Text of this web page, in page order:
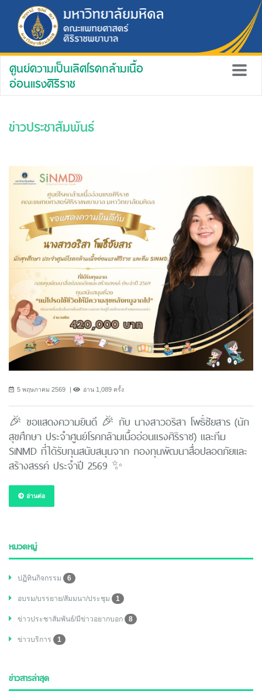
ศูนย์ความเป็นเลิศโรคกล้ามเนื้อ
อ่อนแรงศิริราช
ข่าวประชาสัมพันธ์
5 พฤษภาคม 2569 อ่าน 1,089 ครั้ง
🎉 ขอแสดงความยินดี 🎉 กับ นางสาวอริสา โพธิ์ชัยสาร (นัก
สุขศึกษา ประจำศูนย์โรคกล้ามเนื้ออ่อนแรงศิริราช) และทีม
SiNMD ที่ได้รับทุนสนับสนุนจาก กองทุนพัฒนาสื่อปลอดภัยและ
สร้างสรรค์ ประจำปี 2569 ✨
อ่านต่อ
หมวดหมู่
ปฏิทินกิจกรรม 6
อบรม/บรรยาย/สัมมนา/ประชุม 1
ข่าวประชาสัมพันธ์/มีข่าวอยากบอก 8
ข่าวบริการ 1
ข่าวสารล่าสุด